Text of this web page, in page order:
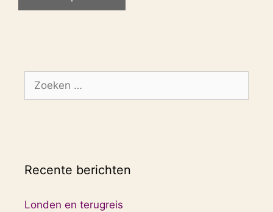
naar:
Recente berichten
Londen en terugreis